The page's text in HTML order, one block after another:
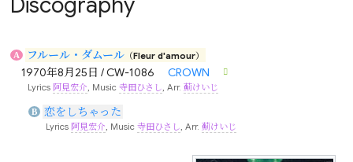
A フルール・ダムール （Fleur d'amour）
1970年8月25日 / CW-1086 CROWN
Lyrics 阿見宏介, Music寺田ひさし, Arr.薊けいじ
B 恋をしちゃった
Lyrics 阿見宏介 , Music 寺田ひさし , Arr. 薊けいじ